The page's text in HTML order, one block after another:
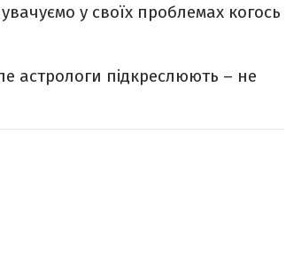
у своїх проблемах когось
астрологи підкреслюють – не